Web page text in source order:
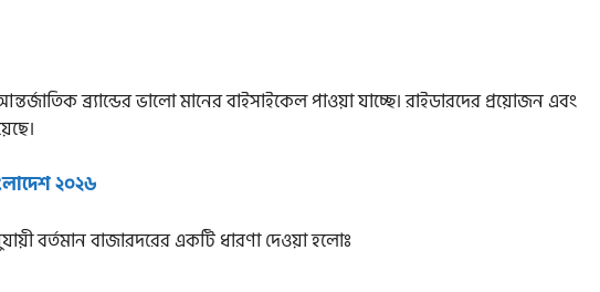
ব্র্যান্ডের ভালো মানের বাইসাইকেল পাওয়া যাচ্ছে। রাইডারদের প্রয়োজন এবং
২০২৬
বর্তমান বাজারদরের একটি ধারণা দেওয়া হলোঃ